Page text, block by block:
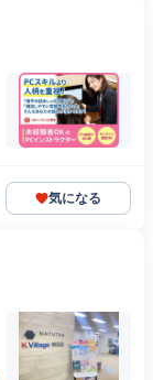
気になる